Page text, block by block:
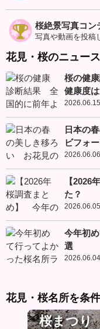
桜絶景写真コン
写真や動画を投稿
花見・桜のニュース
桜の健
健康度
日本の
ビフォ
【2026
た？
今年初
選
花見・桜名所を条
桜まつり